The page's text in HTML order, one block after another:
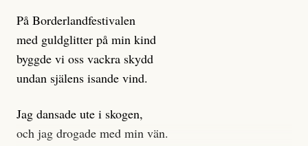
dessa granskningar på olika källor, alltifrån domar till
en mängd intervjupersoner, inklusive generös
möjlighet att bemöta för såväl personen vars motiv att
engagera sig i Palestinarörelsen ifrågasätts som de
grupper där Säpo-resursen samlade in uppgifter.
Researchen är grundlig.
På Borderlandfestivalen
med guldglitter på min kind
byggde vi oss vackra skydd
undan själens isande vind.
Jag dansade ute i skogen,
och jag drogade med min vän.